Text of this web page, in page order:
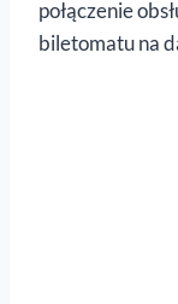
połączenie
biletomatu na